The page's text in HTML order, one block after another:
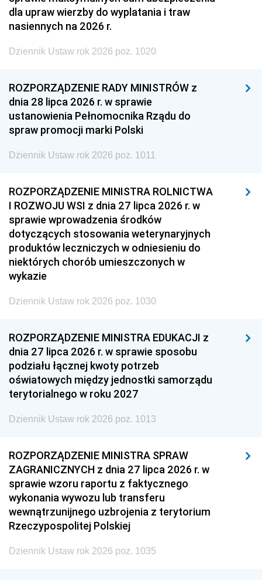
dla upraw wierzby do wyplatania i traw
nasiennych na 2026 r.
Dziennik Ustaw rok 2026 poz. 1020
ROZPORZĄDZENIE RADY MINISTRÓW z
dnia 28 lipca 2026 r. w sprawie
ustanowienia Pełnomocnika Rządu do
spraw promocji marki Polski
Dziennik Ustaw rok 2026 poz. 1011
ROZPORZĄDZENIE MINISTRA ROLNICTWA
I ROZWOJU WSI z dnia 27 lipca 2026 r. w
sprawie wprowadzenia środków
dotyczących stosowania weterynaryjnych
produktów leczniczych w odniesieniu do
niektórych chorób umieszczonych w
wykazie
Dziennik Ustaw rok 2026 poz. 1030
ROZPORZĄDZENIE MINISTRA EDUKACJI z
dnia 27 lipca 2026 r. w sprawie sposobu
podziału łącznej kwoty potrzeb
oświatowych między jednostki samorządu
terytorialnego w roku 2027
Dziennik Ustaw rok 2026 poz. 1013
ROZPORZĄDZENIE MINISTRA SPRAW
ZAGRANICZNYCH z dnia 27 lipca 2026 r. w
sprawie wzoru raportu z faktycznego
wykonania wywozu lub transferu
wewnątrzunijnego uzbrojenia z terytorium
Rzeczypospolitej Polskiej
Dziennik Ustaw rok 2026 poz. 1035